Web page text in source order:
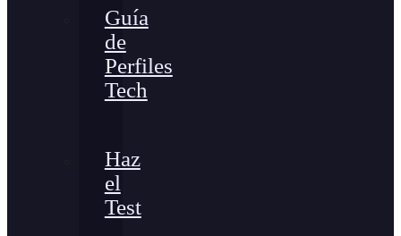
Guía
de
Perfiles
Tech
Haz
el
Test